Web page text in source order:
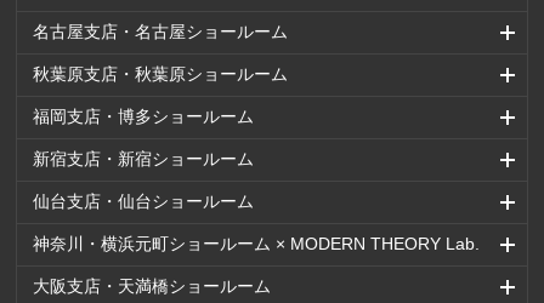
名古屋支店・名古屋ショールーム
秋葉原支店・秋葉原ショールーム
福岡支店・博多ショールーム
新宿支店・新宿ショールーム
仙台支店・仙台ショールーム
神奈川・横浜元町ショールーム × MODERN THEORY Lab.
大阪支店・天満橋ショールーム